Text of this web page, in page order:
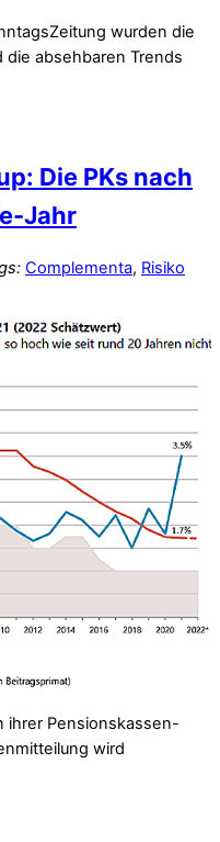
wurden die
absehbaren Trends
Die PKs nach
Jahr
Complementa, Risiko
ihrer Pensionskassen-
wird